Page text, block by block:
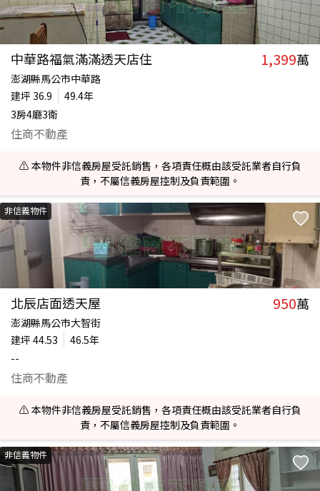
中華路福氣滿滿透天店住 1,399萬
澎湖縣馬公市中華路
建坪 36.9
49.4年
3房4廳3衛
住商不動產
⚠️ 本物件非信義房屋受託銷售，各項責任概由該受託業者自行負
責，不屬信義房屋控制及負責範圍。
非信義物件
北辰店面透天屋 950萬
澎湖縣馬公市大智街
建坪 44.53
46.5年
--
住商不動產
⚠️ 本物件非信義房屋受託銷售，各項責任概由該受託業者自行負
責，不屬信義房屋控制及負責範圍。
非信義物件